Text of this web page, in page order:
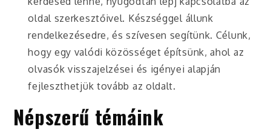
oldal szerkesztőivel. Készséggel állunk
rendelkezésedre, és szívesen segítünk. Célunk,
hogy egy valódi közösséget építsünk, ahol az
olvasók visszajelzései és igényei alapján
fejleszthetjük tovább az oldalt.
Népszerű témáink